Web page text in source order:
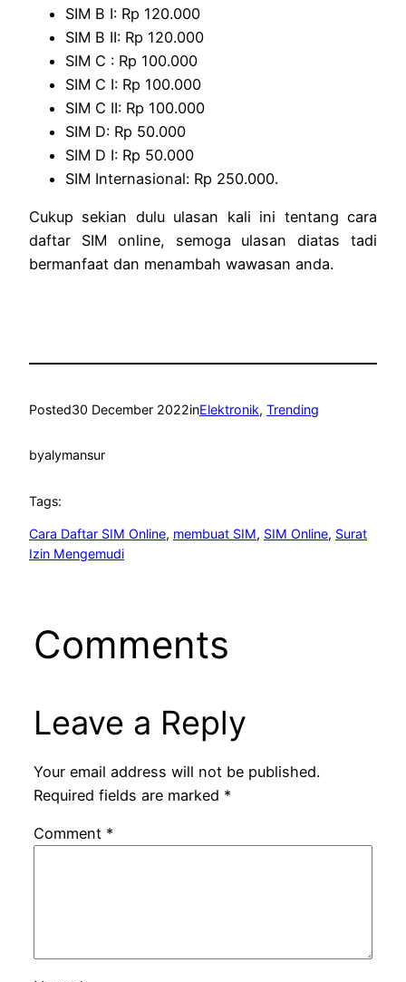
SIM B I: Rp 120.000
SIM B II: Rp 120.000
SIM C : Rp 100.000
SIM C I: Rp 100.000
SIM C II: Rp 100.000
SIM D: Rp 50.000
SIM D I: Rp 50.000
SIM Internasional: Rp 250.000.
Cukup sekian dulu ulasan kali ini tentang cara
daftar SIM online, semoga ulasan diatas tadi
bermanfaat dan menambah wawasan anda.
Posted30 December 2022inElektronik, Trending
byalymansur
Tags:
Cara Daftar SIM Online, membuat SIM, SIM Online, Surat
Izin Mengemudi
Comments
Leave a Reply
Your email address will not be published.
Required fields are marked *
Comment *